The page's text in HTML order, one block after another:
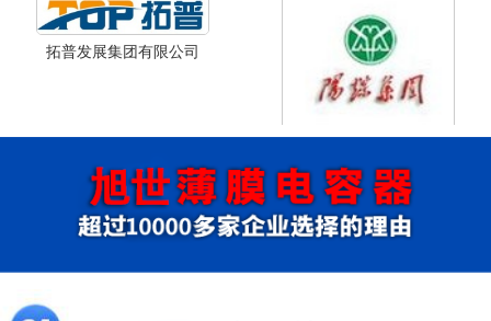
拓普发展集团有限公司
山西省阳泉市阳泉煤业集团